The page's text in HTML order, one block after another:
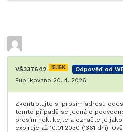
VŠ337642 15.15K
Odpověď od
Publikováno 20. 4. 2026
Zkontrolujte si prosím adresu
tomto případě se jedná o
prosím neklikejte a označte je
expiruje až 10.01.2030 (1361 dní).